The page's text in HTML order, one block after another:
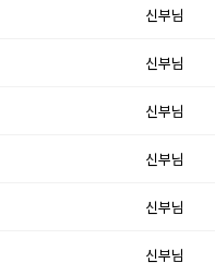
신부님
신부님
신부님
신부님
신부님
신부님